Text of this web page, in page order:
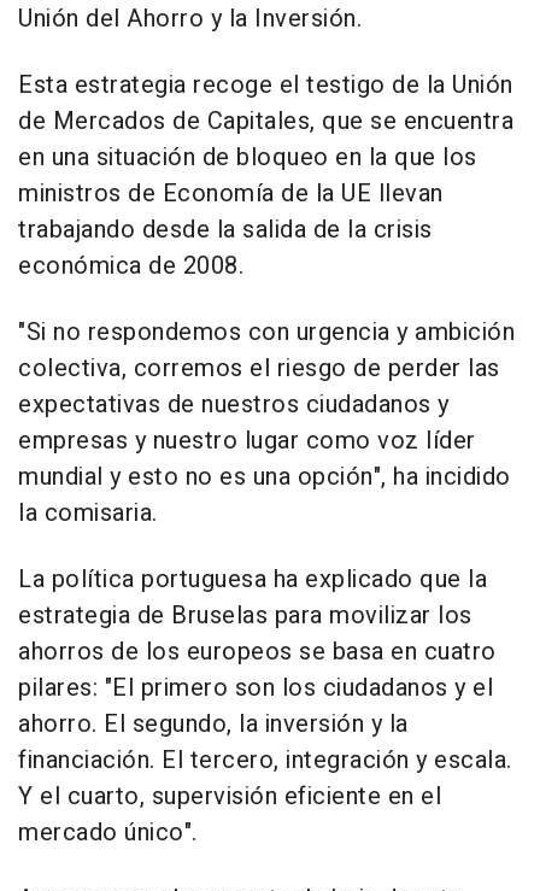
Unión del Ahorro y la Inversión.
Esta estrategia recoge el testigo de la Unión
de Mercados de Capitales, que se encuentra
en una situación de bloqueo en la que los
ministros de Economía de la UE llevan
trabajando desde la salida de la crisis
económica de 2008.
"Si no respondemos con urgencia y ambición
colectiva, corremos el riesgo de perder las
expectativas de nuestros ciudadanos y
empresas y nuestro lugar como voz líder
mundial y esto no es una opción", ha incidido
la comisaria.
La política portuguesa ha explicado que la
estrategia de Bruselas para movilizar los
ahorros de los europeos se basa en cuatro
pilares: "El primero son los ciudadanos y el
ahorro. El segundo, la inversión y la
financiación. El tercero, integración y escala.
Y el cuarto, supervisión eficiente en el
mercado único".